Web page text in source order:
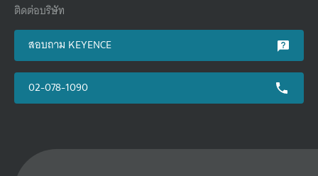
ติดต่อบริษัท
สอบถาม KEYENCE
02-078-1090